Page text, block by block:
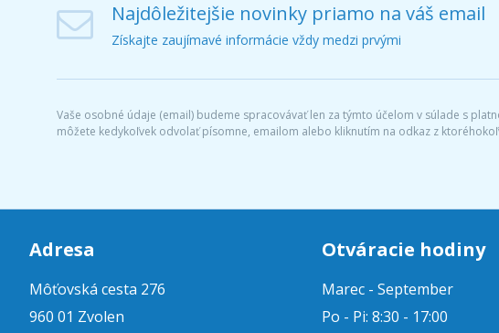
Najdôležitejšie novinky priamo na váš email
Získajte zaujímavé informácie vždy medzi prvými
Vaše osobné údaje (email) budeme spracovávať len za týmto účelom v súlade s
môžete kedykoľvek odvolať písomne, emailom alebo kliknutím na odkaz z
Adresa
Môťovská cesta 276
960 01 Zvolen
Otváracie hodiny
Marec - September
Po - Pi: 8:30 - 17:00